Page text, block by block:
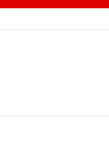
Capai Rp14 Triliun